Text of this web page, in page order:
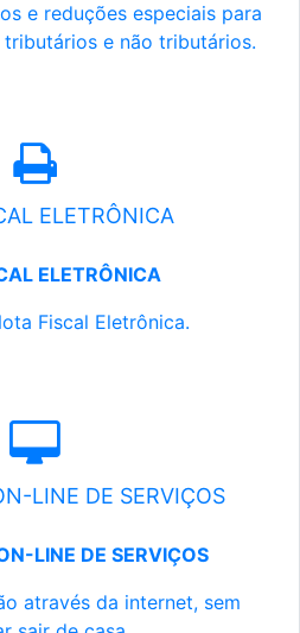
e reduções especiais para
e não tributários.
ELETRÔNICA
ELETRÔNICA
Fiscal Eletrônica.
LINE DE SERVIÇOS
LINE DE SERVIÇOS
através da internet, sem